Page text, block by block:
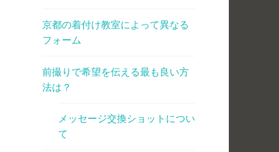
京都の着付け教室によって異なる
フォーム
前撮りで希望を伝える最も良い方
法は？
メッセージ交換ショットについ
て